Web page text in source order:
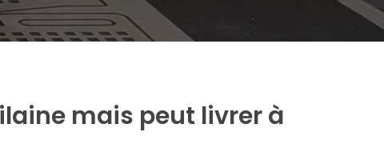
mais peut livrer à